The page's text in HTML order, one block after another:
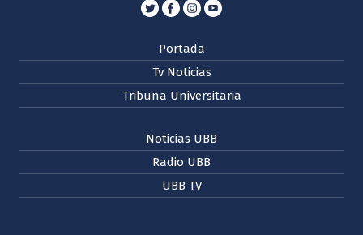
Portada
Tv Noticias
Tribuna Universitaria
Noticias UBB
Radio UBB
UBB TV